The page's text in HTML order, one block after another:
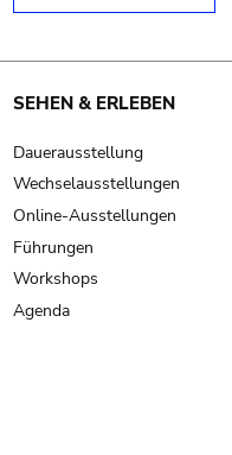
SEHEN & ERLEBEN
Dauerausstellung
Wechselausstellungen
Online-Ausstellungen
Führungen
Workshops
Agenda